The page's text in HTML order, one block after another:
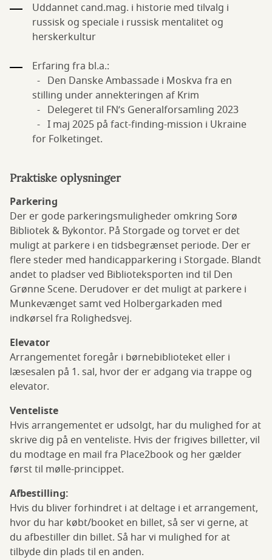
Uddannet cand.mag. i historie med tilvalg i
russisk og speciale i russisk mentalitet og
herskerkultur
Erfaring fra bl.a.:
- Den Danske Ambassade i Moskva fra en
stilling under annekteringen af Krim
- Delegeret til FN’s Generalforsamling 2023
- I maj 2025 på fact-finding-mission i Ukraine
for Folketinget.
Praktiske oplysninger
Parkering
Der er gode parkeringsmuligheder omkring Sorø
Bibliotek & Bykontor. På Storgade og torvet er det
muligt at parkere i en tidsbegrænset periode. Der er
flere steder med handicapparkering i Storgade. Blandt
andet to pladser ved Biblioteksporten ind til Den
Grønne Scene. Derudover er det muligt at parkere i
Munkevænget samt ved Holbergarkaden med
indkørsel fra Rolighedsvej.
Elevator
Arrangementet foregår i børnebiblioteket eller i
læsesalen på 1. sal, hvor der er adgang via trappe og
elevator.
Venteliste
Hvis arrangementet er udsolgt, har du mulighed for at
skrive dig på en venteliste. Hvis der frigives billetter, vil
du modtage en mail fra Place2book og her gælder
først til mølle-princippet.
Afbestilling:
Hvis du bliver forhindret i at deltage i et arrangement,
hvor du har købt/booket en billet, så ser vi gerne, at
du afbestiller din billet. Så har vi mulighed for at
tilbyde din plads til en anden.